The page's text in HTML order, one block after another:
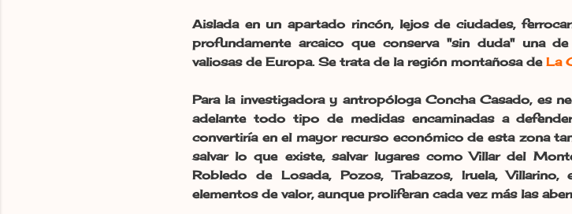
Aislada en un apartado rincón, lejos de ciudades,
profundamente arcaico que conserva "sin duda" una
valiosas de Europa. Se trata de la región montañosa de La
Para la investigadora y antropóloga Concha Casado, es
adelante todo tipo de medidas encaminadas a
convertiría en el mayor recurso económico de esta zona
salvar lo que existe, salvar lugares como Villar del
Robledo de Losada, Pozos, Trabazos, Iruela,
elementos de valor, aunque proliferan cada vez más las